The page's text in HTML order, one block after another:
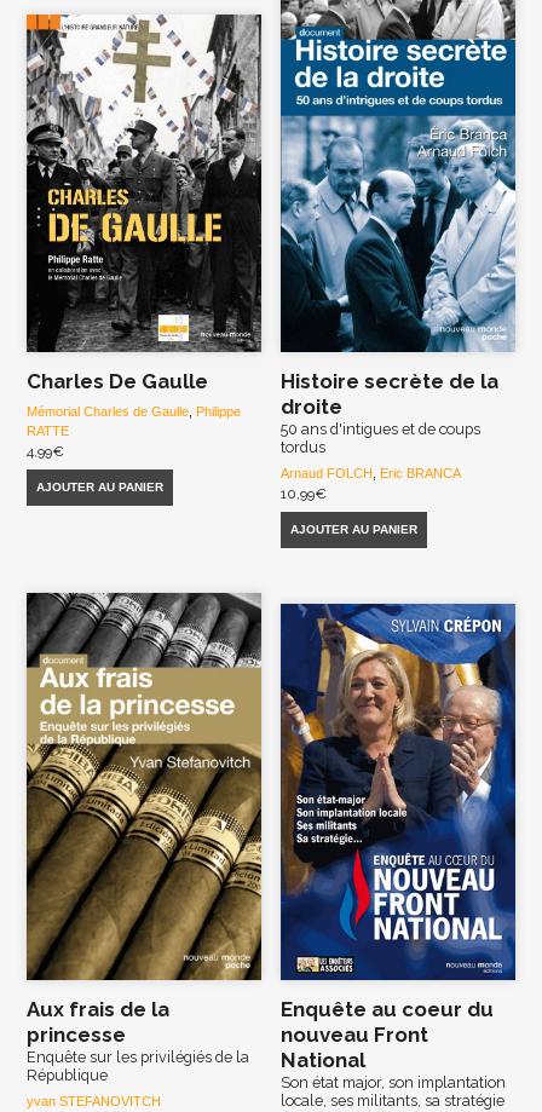
Charles De Gaulle
Mémorial Charles de Gaulle, Philippe
RATTE
4,99€
AJOUTER AU PANIER
Histoire secrète de la
droite
50 ans d'intigues et de coups
tordus
Arnaud FOLCH , Eric BRANCA
10,99€
AJOUTER AU PANIER
Aux frais de la
princesse
Enquête sur les privilégiés de la
République
yvan STEFANOVITCH
Enquête au coeur du
nouveau Front
National
Son état major, son implantation
locale, ses militants, sa stratégie